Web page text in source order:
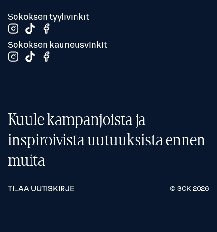
Sokoksen tyylivinkit
Sokoksen kauneusvinkit
Kuule kampanjoista ja
inspiroivista uutuuksista ennen
muita
TILAA UUTISKIRJE © SOK 2026